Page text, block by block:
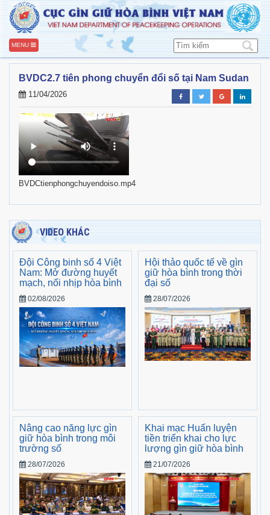
MENU
BVDC2.7 tiên phong chuyển đổi số tại Nam Sudan
11/04/2026
BVDCtienphongchuyendoiso.mp4
VIDEO KHÁC
Đội Công binh số 4 Việt
Nam: Mở đường huyết
mạch, nối nhịp hòa bình
02/08/2026
Hội thảo quốc tế về gìn
giữ hòa bình trong thời
đại số
28/07/2026
Nâng cao năng lực gìn
giữ hòa bình trong môi
trường số
28/07/2026
Khai mạc Huấn luyện
tiền triển khai cho lực
lượng gìn giữ hòa bình
21/07/2026